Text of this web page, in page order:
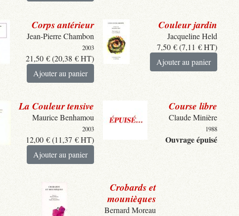
Corps antérieur
Jean-Pierre Chambon
2003
21,50€(20,38€HT)
Ajouter au panier
Couleur jardin
Jacqueline Held
7,50 €(7,11 €HT)
Ajouter au panier
La Couleur tensive
Maurice Benhamou
2003
12,00€(11,37€HT)
Ajouter au panier
Course libre
Claude Minière
1988
Ouvrage épuisé
Crobards et
mounièques
Bernard Moreau